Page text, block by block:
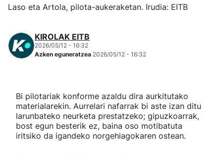
Mendi-lasterketak
"Helmuga"
Laso eta Artola, pilota-aukeraketan. Irudia: EITB
KIROLAK EITB
2026/05/12 - 16:32
Azken eguneratzea 2026/05/12 - 16:32
Bi pilotariak konforme azaldu dira aurkitutako
materialarekin. Aurrelari nafarrak bi aste izan ditu
larunbateko neurketa prestatzeko; gipuzkoarrak,
bost egun besterik ez, baina oso motibatuta
iritsiko da igandeko norgehiagokaren ostean.